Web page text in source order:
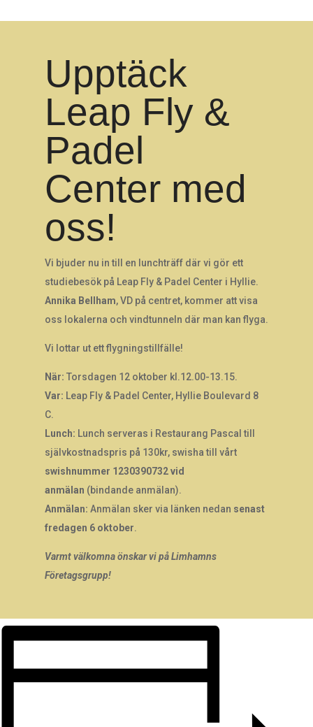
Upptäck
Leap Fly &
Padel
Center med
oss!
Vi bjuder nu in till en lunchträff där vi gör ett
studiebesök på Leap Fly & Padel Center i Hyllie.
Annika Bellham, VD på centret, kommer att visa
oss lokalerna och vindtunneln där man kan flyga.
Vi lottar ut ett flygningstillfälle!
När: Torsdagen 12 oktober kl.12.00-13.15.
Var: Leap Fly & Padel Center, Hyllie Boulevard 8
C.
Lunch: Lunch serveras i Restaurang Pascal till
självkostnadspris på 130kr, swisha till vårt
swishnummer 1230390732 vid
anmälan (bindande anmälan).
Anmälan: Anmälan sker via länken nedan senast
fredagen 6 oktober.
Varmt välkomna önskar vi på Limhamns
Företagsgrupp!